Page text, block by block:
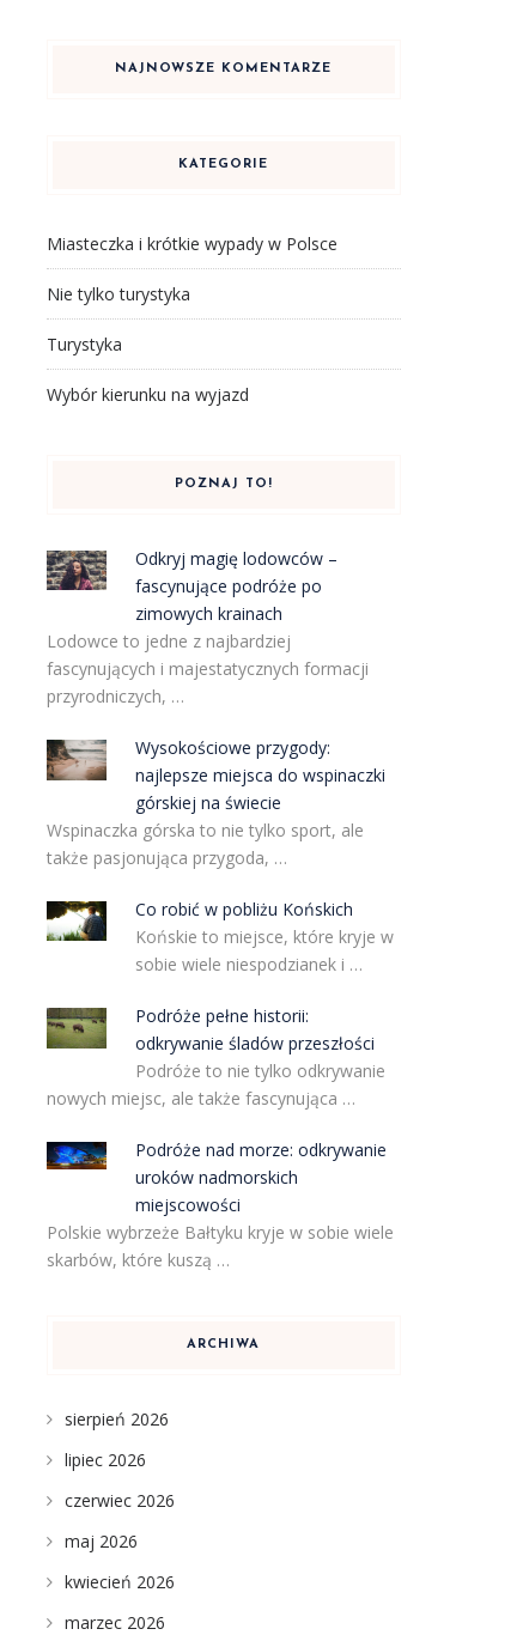
NAJNOWSZE KOMENTARZE
KATEGORIE
Miasteczka i krótkie wypady w Polsce
Nie tylko turystyka
Turystyka
Wybór kierunku na wyjazd
POZNAJ TO!
Odkryj magię lodowców –
fascynujące podróże po
zimowych krainach
Lodowce to jedne z najbardziej
fascynujących i majestatycznych formacji
przyrodniczych, …
Wysokościowe przygody:
najlepsze miejsca do wspinaczki
górskiej na świecie
Wspinaczka górska to nie tylko sport, ale
także pasjonująca przygoda, …
Co robić w pobliżu Końskich
Końskie to miejsce, które kryje w
sobie wiele niespodzianek i …
Podróże pełne historii:
odkrywanie śladów przeszłości
Podróże to nie tylko odkrywanie
nowych miejsc, ale także fascynująca …
Podróże nad morze: odkrywanie
uroków nadmorskich
miejscowości
Polskie wybrzeże Bałtyku kryje w sobie wiele
skarbów, które kuszą …
ARCHIWA
sierpień 2026
lipiec 2026
czerwiec 2026
maj 2026
kwiecień 2026
marzec 2026